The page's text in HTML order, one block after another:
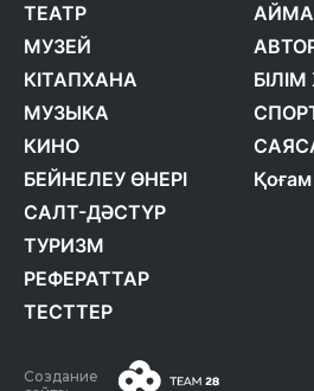
ТЕАТР
МУЗЕЙ
КІТАПХАНА
МУЗЫКА
КИНО
БЕЙНЕЛЕУ ӨНЕРІ
САЛТ-ДӘСТҮР
ТУРИЗМ
РЕФЕРАТТАР
ТЕСТТЕР
Қоғам
Создание